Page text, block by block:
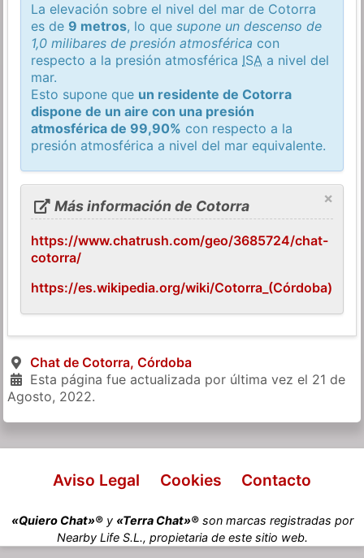
La elevación sobre el nivel del mar de Cotorra
es de9 metros, lo quesupone un descenso de
1,0 milibares de presión atmosférica con
respecto a la presión atmosférica ISA a nivel del
mar.
Esto supone que un residente de Cotorra
dispone de un aire con una presión
atmosférica de 99,90% con respecto a la
presión atmosférica a nivel del mar equivalente.
×
Más información de Cotorra
https://www.chatrush.com/geo/3685724/chat-
cotorra/
https://es.wikipedia.org/wiki/Cotorra_(Córdoba)
Chat de Cotorra, Córdoba
Esta página fue actualizada por última vez el 21 de
Agosto, 2022.
Aviso Legal Cookies Contacto
«Quiero Chat»®y «Terra Chat»®son marcas registradas por
Nearby Life S.L., propietaria de este sitio web.